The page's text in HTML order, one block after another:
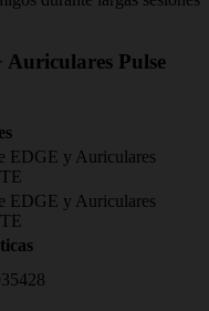
Auriculares Pulse
EDGE y Auriculares
EDGE y Auriculares